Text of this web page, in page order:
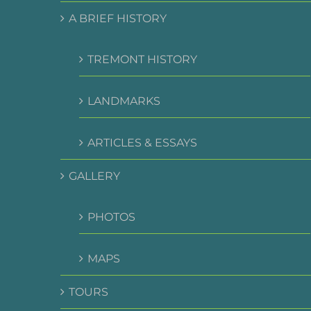
A BRIEF HISTORY
TREMONT HISTORY
LANDMARKS
ARTICLES & ESSAYS
GALLERY
PHOTOS
MAPS
TOURS